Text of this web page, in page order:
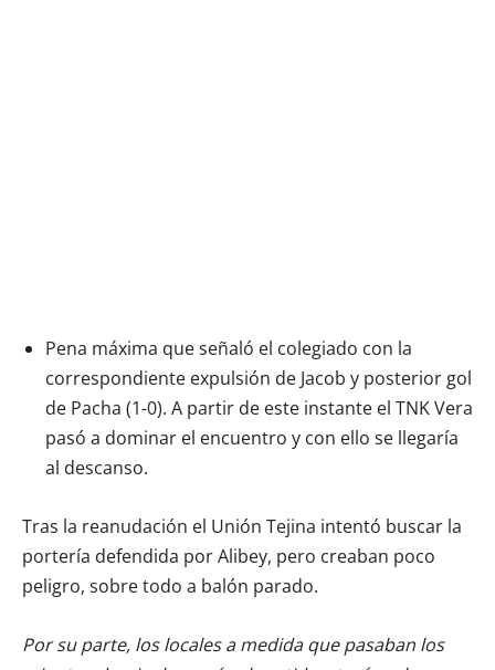
Pena máxima que señaló el colegiado con la
correspondiente expulsión de Jacob y posterior gol
de Pacha (1-0). A partir de este instante el TNK Vera
pasó a dominar el encuentro y con ello se llegaría
al descanso.
Tras la reanudación el Unión Tejina intentó buscar la
portería defendida por Alibey, pero creaban poco
peligro, sobre todo a balón parado.
Por su parte, los locales a medida que pasaban los